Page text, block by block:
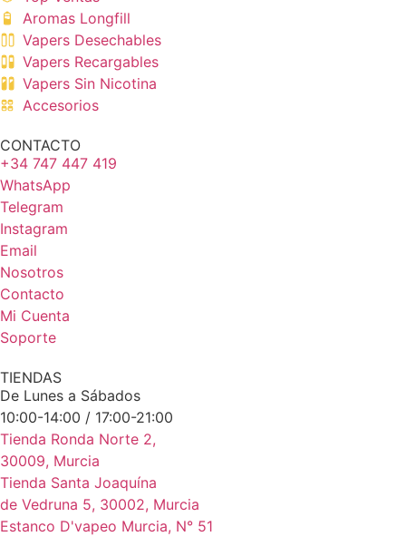
Aromas Longfill
Vapers Desechables
Vapers Recargables
Vapers Sin Nicotina
Accesorios
CONTACTO
+34 747 447 419
WhatsApp
Telegram
Instagram
Email
Nosotros
Contacto
Mi Cuenta
Soporte
TIENDAS
De Lunes a Sábados
10:00-14:00 / 17:00-21:00
Tienda Ronda Norte 2,
30009, Murcia
Tienda Santa Joaquína
de Vedruna 5, 30002, Murcia
Estanco D'vapeo Murcia, N° 51